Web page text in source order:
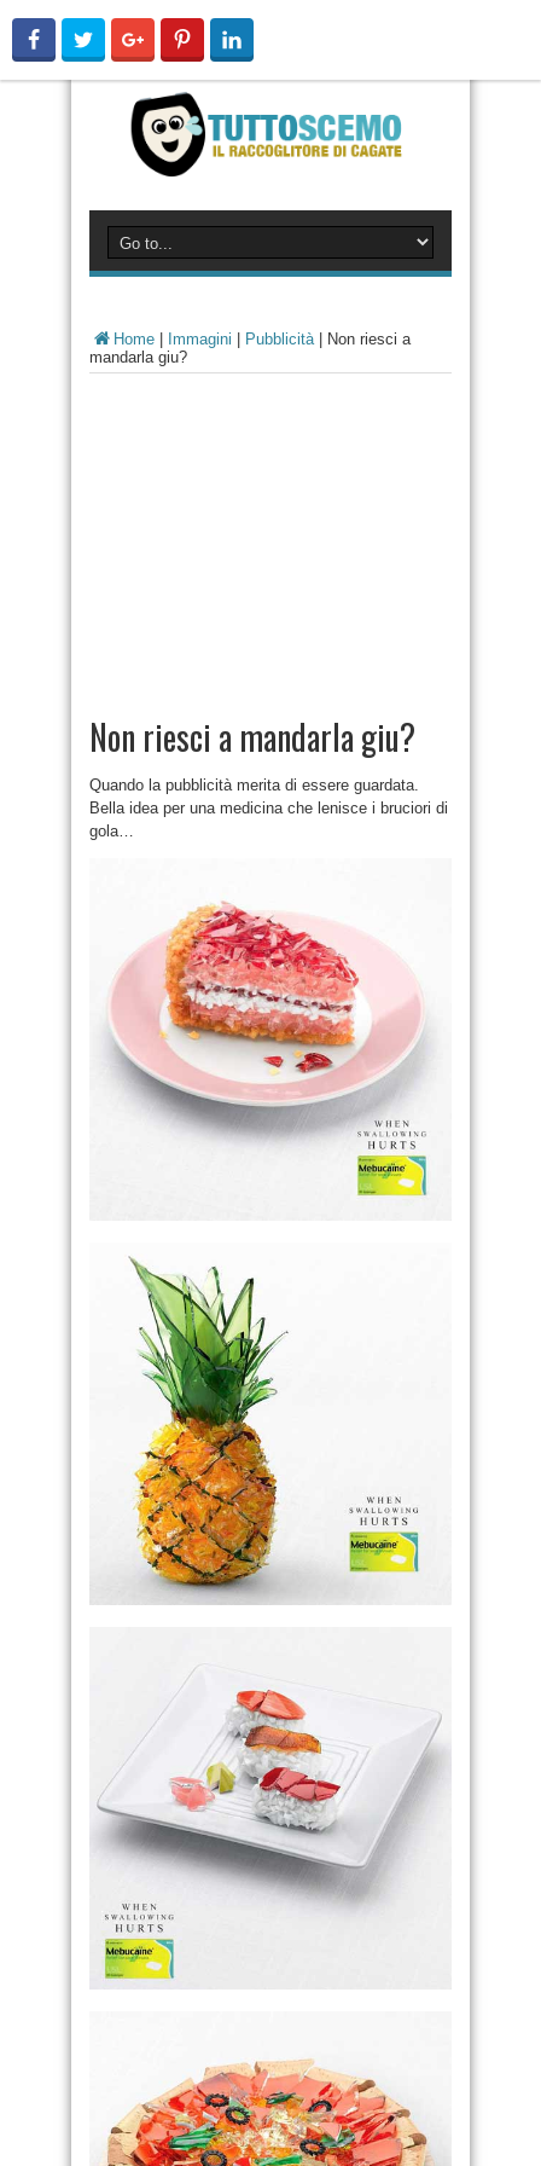
Home Immagini Pubblicità|
Non riesci a
mandarla giu?
Non riesci a mandarla giu?
Quando la pubblicità merita di essere guardata.
Bella idea per una medicina che lenisce i bruciori di
gola…